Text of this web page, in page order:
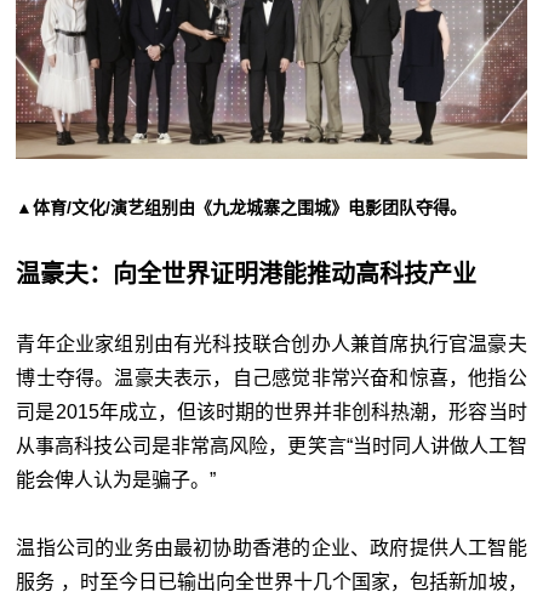
▲体育/文化/演艺组别由《九龙城寨之围城》电影团队夺得。
温豪夫：向全世界证明港能推动高科技产业
青年企业家组别由有光科技联合创办人兼首席执行官温豪夫
博士夺得。温豪夫表示，自己感觉非常兴奋和惊喜，他指公
司是2015年成立，但该时期的世界并非创科热潮，形容当时
从事高科技公司是非常高风险，更笑言“当时同人讲做人工智
能会俾人认为是骗子。”
温指公司的业务由最初协助香港的企业、政府提供人工智能
服务 ，时至今日已输出向全世界十几个国家，包括新加坡，